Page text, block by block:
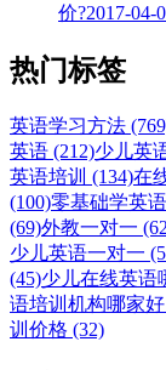
价?2017-04-
热门标签
英语学习方法
英语 (212)少儿英
英语培训 (134)在
(100)零基础学英
(69)外教一对一
少儿英语一对一
(45)少儿在线英语
语培训机构哪家好
训价格 (32)